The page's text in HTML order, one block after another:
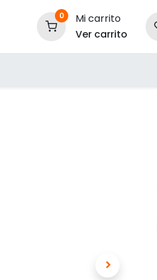
0
Mi carrito
Ver carrito